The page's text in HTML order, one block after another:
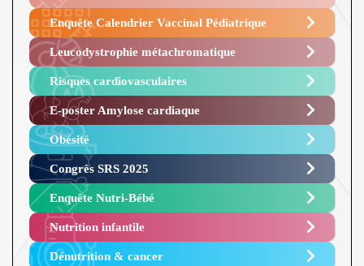
Enquête Calendrier Vaccinal Pédiatrique
Leucodystrophie métachromatique
Risques cardiovasculaires
E-poster Amylose cardiaque ​
Obésité ​
Congrès SRS 2025 ​
Enquête Nutri-Bébé ​
Nutrition infantile
Dénutrition & cancer